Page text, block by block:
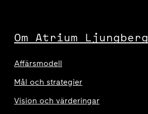
Om Atrium Ljungberg
Affärsmodell
Mål och strategier
Vision och värderingar